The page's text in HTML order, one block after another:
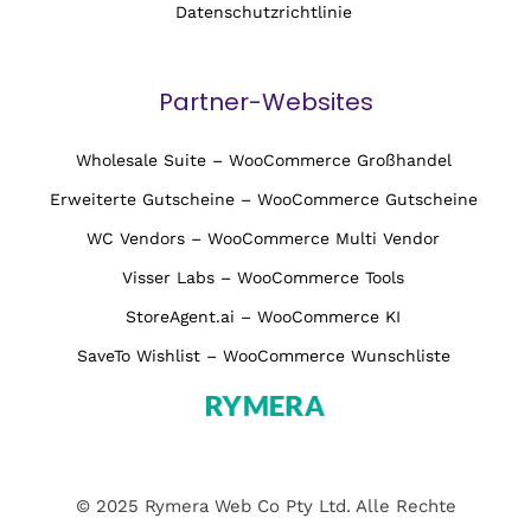
Datenschutzrichtlinie
Partner-Websites
Wholesale Suite – WooCommerce Großhandel
Erweiterte Gutscheine – WooCommerce Gutscheine
WC Vendors – WooCommerce Multi Vendor
Visser Labs – WooCommerce Tools
StoreAgent.ai – WooCommerce KI
SaveTo Wishlist – WooCommerce Wunschliste
© 2025 Rymera Web Co Pty Ltd. Alle Rechte